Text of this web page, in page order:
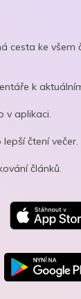
cesta ke všem
k
v aplikaci.
čtení večer.
článků.